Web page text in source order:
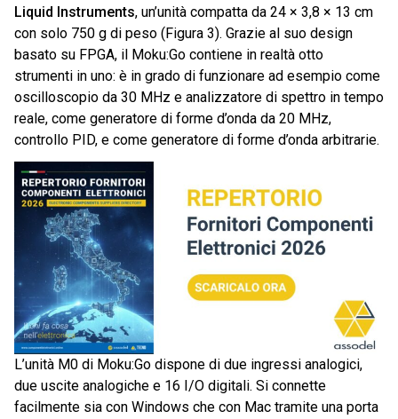
Liquid Instruments, un’unità compatta da 24 × 3,8 × 13 cm
con solo 750 g di peso (Figura 3). Grazie al suo design
basato su FPGA, il Moku:Go contiene in realtà otto
strumenti in uno: è in grado di funzionare ad esempio come
oscilloscopio da 30 MHz e analizzatore di spettro in tempo
reale, come generatore di forme d’onda da 20 MHz,
controllo PID, e come generatore di forme d’onda arbitrarie.
L’unità M0 di Moku:Go dispone di due ingressi analogici,
due uscite analogiche e 16 I/O digitali. Si connette
facilmente sia con Windows che con Mac tramite una porta